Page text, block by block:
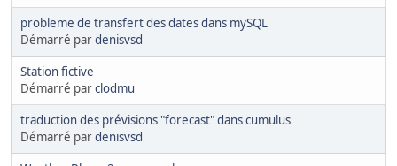
probleme de transfert des dates dans mySQL
Démarré pardenisvsd
Station fictive
Démarré parclodmu
traduction des prévisions "forecast" dans cumulus
Démarré pardenisvsd